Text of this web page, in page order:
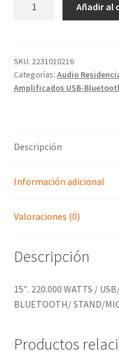
Añadir al
SKU: 2231010216
Categorías: Audio
Amplificados USB-
Descripción
Información adicional
Valoraciones (0)
Descripción
15″. 220.000 WATTS /
BLUETOOTH/ STAND/
Productos